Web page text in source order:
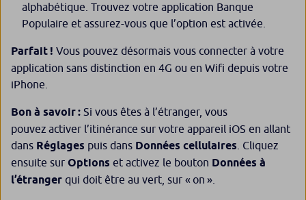
alphabétique. Trouvez votre application Banque
Populaire et assurez-vous que l’option est activée.
Parfait ! Vous pouvez désormais vous connecter à votre
application sans distinction en 4G ou en Wifi depuis votre
iPhone.
Bon à savoir : Si vous êtes à l’étranger, vous
pouvez activer l’itinérance sur votre appareil iOS en allant
dans Réglages puis dans Données cellulaires . Cliquez
ensuite sur Options et activez le bouton Données à
l’étranger qui doit être au vert, sur « on ».